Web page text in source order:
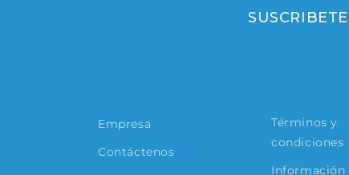
Empresa
Contáctenos
Términos y
condiciones
Información